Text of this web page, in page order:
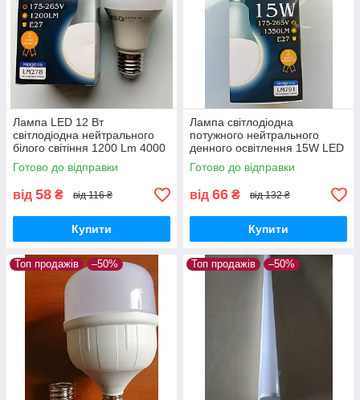
Лампа LED 12 Вт
світлодіодна нейтрального
білого світіння 1200 Lm 4000
К Е27 куля LM278
Готово до відправки
від 58 ₴ від 116 ₴
Купити
Лампа світлодіодна
потужного нейтрального
денного освітлення 15W LED
A60 E27 1350LM 4000K
Готово до відправки
від 66 ₴ від 132 ₴
Купити
Топ продажів –50% Топ продажів –50%